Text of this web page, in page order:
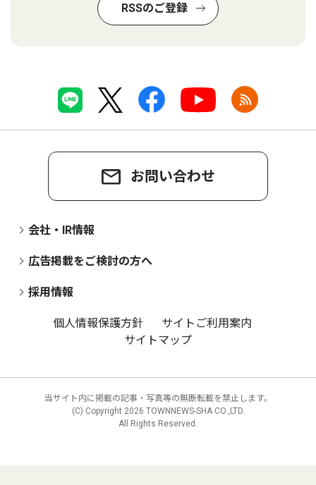
RSSのご登録
お問い合わせ
会社・IR情報
広告掲載をご検討の方へ
採用情報
個人情報保護方針
サイトご利用案内
サイトマップ
当サイト内に掲載の記事・写真等の無断転載を禁止します。
(C) Copyright 2026 TOWNNEWS-SHA CO.,LTD.
All Rights Reserved.